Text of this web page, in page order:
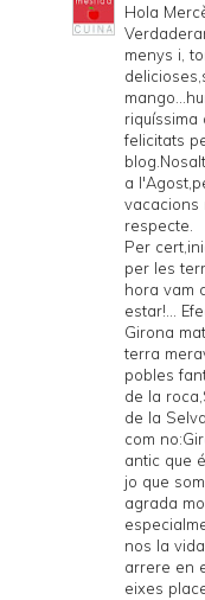
Hola
menys i,
riquíssima
felicitats
a
vacacions
respecte.
Per
per les
hora vam
estar!...
Girona
terra
pobles
de la
de la
com
antic que
jo que
agrada
nos la
arrere en
eixes